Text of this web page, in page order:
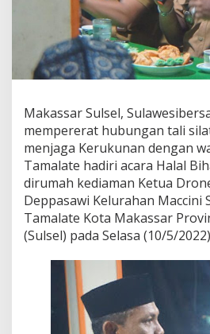
i
a
m
a
T
m
a
l
a
t
e
H
a
H
a
Makassar Sulsel,
mempererat hubungan tali
menjaga Kerukunan dengan
Tamalate hadiri acara Halal
dirumah kediaman Ketua
Deppasawi Kelurahan Maccini
Tamalate Kota Makassar
(Sulsel) pada Selasa (10/5/